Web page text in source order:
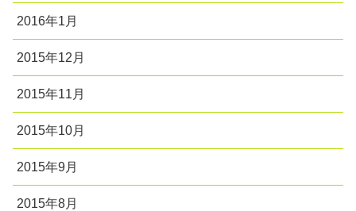
2016年1月
2015年12月
2015年11月
2015年10月
2015年9月
2015年8月